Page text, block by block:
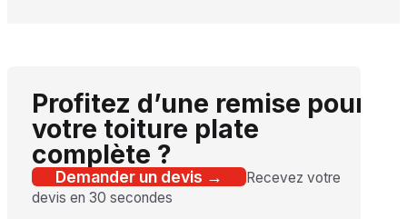
Profitez d’une remise pour
votre toiture plate
complète ?
Demander un devis →
Recevez votre
devis en 30 secondes